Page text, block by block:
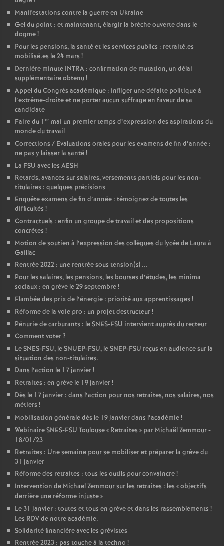
Manifestations contre la guerre en Ukraine
Gel du point : et maintenant, élargir la brèche ouverte dans le
dogme!
Pour les pensions, la santé et les services publics : retraité.es
mobilisé.es le 24 mars !
Dernière minute INTRA : confirmation de mutation, un délai
supplémentaire obtenu!
Appel du Congrès académique : infliger une défaite politique à
l’extrême-droite et ne porter aucun suffrage en faveur de sa
candidate
Faire du 1 er mai un premier temps d’expression des aspirations du
monde du travail
Corrections / Evaluations orales pour les examens de fin d’année :
ne pas y laisser la santé!
La FSU avec les AESH
Retards, avances sur salaires, versements partiels pour les non-
titulaires : quelques précisions
Enquête examens de fin d’année : témoignez de toutes les
difficultés !
Contractuels : enfin un groupe de travail et des propositions
concrètes !
Motion de soutien à l’expression des collègues du lycée de Laura à
Gaillac
Rentrée 2022 : une rentrée sous tension(s) ...
Pour les salaires, les pensions, les bourses d’études, les minima
sociaux : en grève le 29 septembre!
Flambée des prix de l’énergie : priorité aux apprentissages !
Réforme de la voie pro : un projet destructeur!
Pénurie de carburants : le SNES-FSU intervient auprès du recteur
Comment voter?
Le SNES-FSU, le SNUEP-FSU, le SNEP-FSU reçus en audience sur la
situation des non-titulaires.
Dans l’action le 17 janvier!
Retraites : en grève le 19 janvier!
Dès le 17 janvier : dans l’action pour nos retraites, nos salaires, nos
métiers !
Mobilisation générale dès le 19 janvier dans l’académie!
Webinaire SNES-FSU Toulouse « Retraites » par Michaël Zemmour -
18/01/23
Retraites : Une semaine pour se mobiliser et préparer la grève du
31 janvier
Réforme des retraites : tous les outils pour convaincre!
Intervention de Michael Zemmour sur les retraites : les «objectifs
derrière une réforme injuste»
Le 31 janvier : toutes et tous en grève et dans les rassemblements !
Les RDV de notre académie.
Solidarité financière avec les grévistes
Rentrée 2023 : pas touche à la techno !